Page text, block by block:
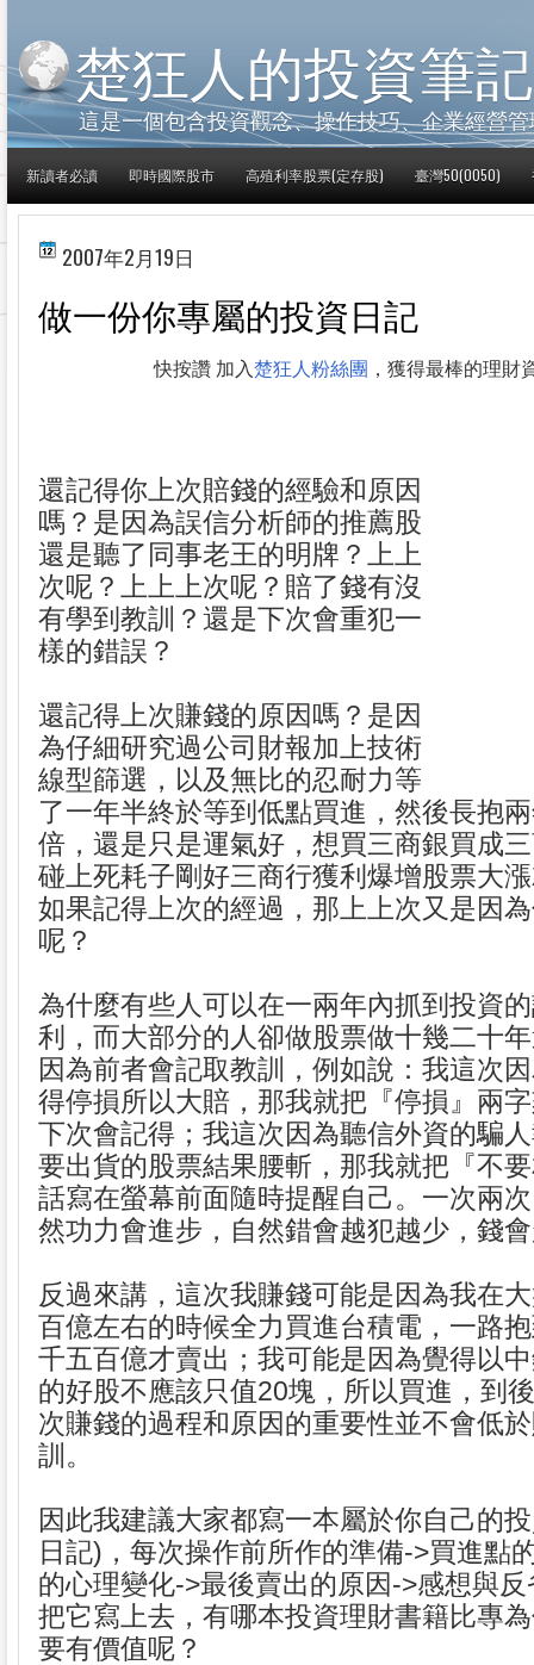
楚狂人的投資筆記
這是一個包含投資觀念、操作技巧、企業經營
新讀者必讀 即時國際股市 高殖利率股票(定存股) 臺灣50(0050)
2007年2月19日
做一份你專屬的投資日記
快按讚 加入楚狂人粉絲團 ，獲得最棒的理財
還記得你上次賠錢的經驗和原因
嗎？是因為誤信分析師的推薦股
還是聽了同事老王的明牌？上上
次呢？上上上次呢？賠了錢有沒
有學到教訓？還是下次會重犯一
樣的錯誤？
還記得上次賺錢的原因嗎？是因
為仔細研究過公司財報加上技術
線型篩選，以及無比的忍耐力等
了一年半終於等到低點買進，然後長抱
倍，還是只是運氣好，想買三商銀買成
碰上死耗子剛好三商行獲利爆增股票大
如果記得上次的經過，那上上次又是因
呢？
為什麼有些人可以在一兩年內抓到投資
利，而大部分的人卻做股票做十幾二十
因為前者會記取教訓，例如說：我這次
得停損所以大賠，那我就把『停損』兩
下次會記得；我這次因為聽信外資的騙
要出貨的股票結果腰斬，那我就把『不
話寫在螢幕前面隨時提醒自己。一次兩
然功力會進步，自然錯會越犯越少，錢
反過來講，這次我賺錢可能是因為我在
百億左右的時候全力買進台積電，一路
千五百億才賣出；我可能是因為覺得以
的好股不應該只值20塊，所以買進，到
次賺錢的過程和原因的重要性並不會低
訓。
因此我建議大家都寫一本屬於你自己的
日記)，每次操作前所作的準備->買進點
的心理變化->最後賣出的原因->感想與
把它寫上去，有哪本投資理財書籍比專
要有價值呢？